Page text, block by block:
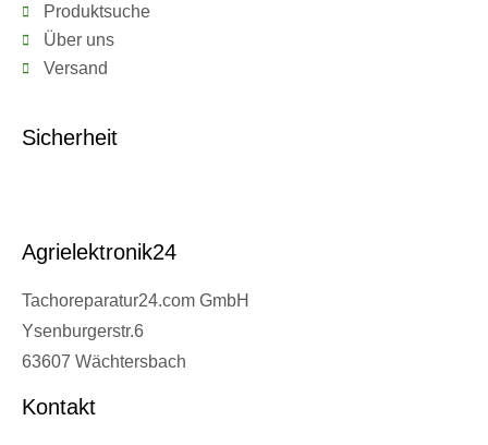
Produktsuche
Über uns
Versand
Sicherheit
Agrielektronik24
Tachoreparatur24.com GmbH
Ysenburgerstr.6
63607 Wächtersbach
Kontakt